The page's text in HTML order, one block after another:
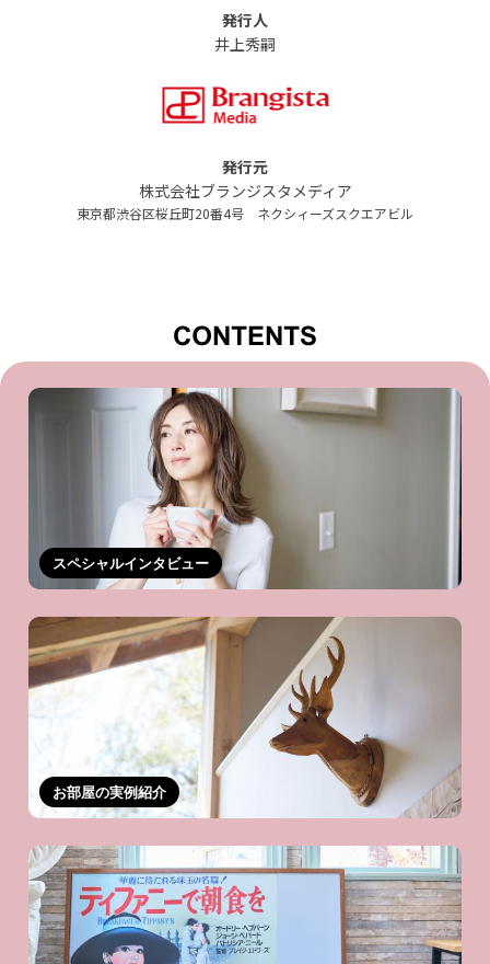
発行人
井上秀嗣
発行元
株式会社ブランジスタメディア
東京都渋谷区桜丘町20番4号 ネクシィーズスクエアビル
スペシャルインタビュー
お部屋の実例紹介